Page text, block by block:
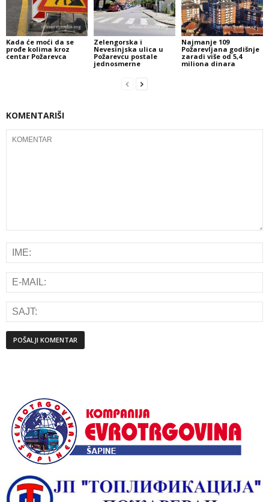
Kada će moći da se
prođe kolima kroz
centar Požarevca
Zelengorska i
Nevesinjska ulica u
Požarevcu postale
jednosmerne
Najmanje 109
Požarevljana godišnje
zaradi više od 5,4
miliona dinara
KOMENTARIŠI